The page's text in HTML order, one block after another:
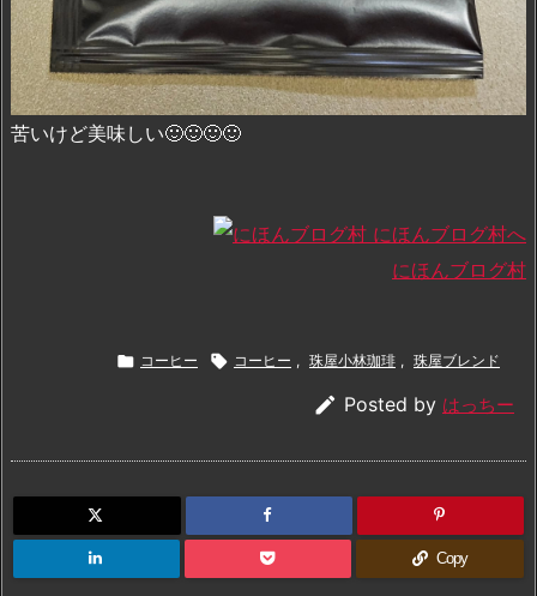
苦いけど美味しい🙂🙂🙂🙂
にほんブログ村
 コーヒー  コーヒー , 珠屋小林珈琲 , 珠屋ブレンド
 Posted by はっちー
Copy